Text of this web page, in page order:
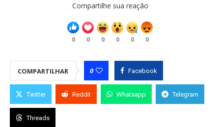
Compartilhe sua reação
0 0 0 0 0 0
COMPARTILHAR 0 Facebook
Twitter Reddit Whatsapp Telegram
Threads